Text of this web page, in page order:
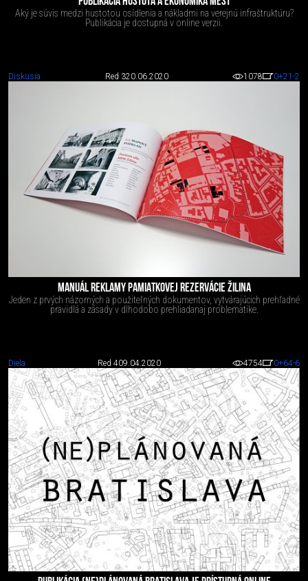
Aký je súvis medzi hustotou osídlenia a nákladmi na verejnú infraštruktúru?
Publikácia je dostupná v online verzii.
Diskusia Red 320.06.2020 1078 0+21 -2
MANUÁL REKLAMY PAMIATKOVEJ REZERVÁCIE ŽILINA
Jeden z prvých názorných a použiteľných dokumentov, vytvárajúcich prehľadné
pravidlá a zásady v dlhodobo prehliadanaj problematike.
Diela Red 409.04.2020 4754 0+64-6